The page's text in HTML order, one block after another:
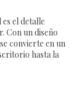
el detalle
Con un diseño
convierte en un
hasta la